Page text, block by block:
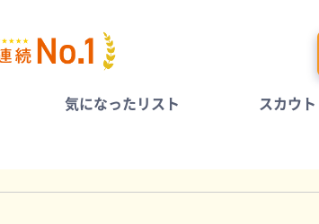
気になったリスト スカウト